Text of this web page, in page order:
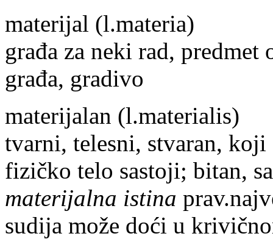
materijal (l.materia)
građa za neki rad, predmet
građa, gradivo
materijalan (l.materialis)
tvarni, telesni, stvaran, koji
fizičko telo sastoji; bitan,
materijalna istina
sudija može doći u